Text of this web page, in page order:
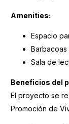
Amenities:
Espacio
Barbacoas
Sala de
Beneficios del
El proyecto se
Promoción de